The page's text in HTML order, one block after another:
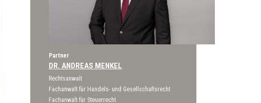
Partner
DR. ANDREAS MENKEL
Rechtsanwalt
Fachanwalt für Handels- und Gesellschaftsrecht
Fachanwalt für Steuerrecht